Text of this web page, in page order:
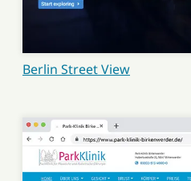
Berlin Street View